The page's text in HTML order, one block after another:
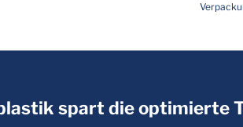
spart die optimierte